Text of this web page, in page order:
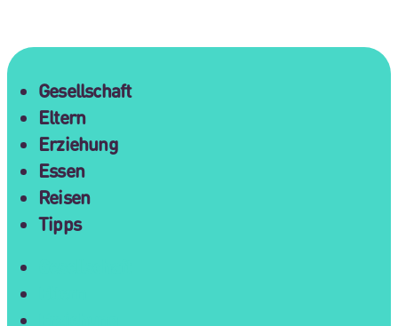
Gesellschaft
Eltern
Erziehung
Essen
Reisen
Tipps